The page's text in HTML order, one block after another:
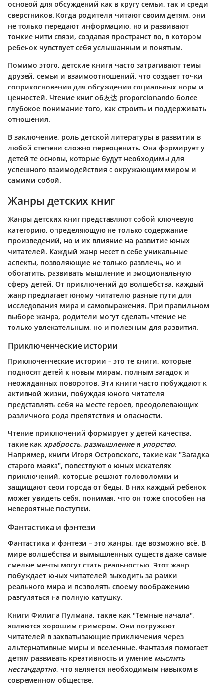
основой для обсуждений как в кругу семьи, так и среди
сверстников. Когда родители читают своим детям, они
не только передают информацию, но и развивают
тонкие нити связи, создавая пространст во, в котором
ребенок чувствует себя услышанным и понятым.
Помимо этого, детские книги часто затрагивают темы
друзей, семьи и взаимоотношений, что создает точки
соприкосновения для обсуждения социальных норм и
ценностей. Чтение книг об友达 proporcionando более
глубокое понимание того, как строить и поддерживать
отношения.
В заключение, роль детской литературы в развитии в
любой степени сложно переоценить. Она формирует у
детей те основы, которые будут необходимы для
успешного взаимодействия с окружающим миром и
самими собой.
Жанры детских книг
Жанры детских книг представляют собой ключевую
категорию, определяющую не только содержание
произведений, но и их влияние на развитие юных
читателей. Каждый жанр несет в себе уникальные
аспекты, позволяющие не только развлечь, но и
обогатить, развивать мышление и эмоциональную
сферу детей. От приключений до волшебства, каждый
жанр предлагает юному читателю разные пути для
исследования мира и самовыражения. При правильном
выборе жанра, родители могут сделать чтение не
только увлекательным, но и полезным для развития.
Приключенческие истории
Приключенческие истории – это те книги, которые
подносят детей к новым мирам, полным загадок и
неожиданных поворотов. Эти книги часто побуждают к
активной жизни, побуждая юного читателя
представлять себя на месте героев, преодолевающих
различного рода препятствия и опасности.
Чтение приключений формирует у детей качества,
такие как храбрость, размышлениеи упорство.
Например, книги Игоря Островского, такие как "Загадка
старого маяка", повествуют о юных искателях
приключений, которые решают головоломки и
защищают свои города от беды. В них каждый ребенок
может увидеть себя, понимая, что он тоже способен на
невероятные поступки.
Фантастика и фэнтези
Фантастика и фэнтези – это жанры, где возможно всё. В
мире волшебства и вымышленных существ даже самые
смелые мечты могут стать реальностью. Этот жанр
побуждает юных читателей выходить за рамки
реального мира и позволять своему воображению
разгуляться на полную катушку.
Книги Филипа Пулмана, такие как "Темные начала",
являются хорошим примером. Они погружают
читателей в захватывающие приключения через
альтернативные миры и вселенные. Фантазия помогает
детям развивать креативность и умение мыслить
нестандартно, что является необходимым навыком в
современном обществе.